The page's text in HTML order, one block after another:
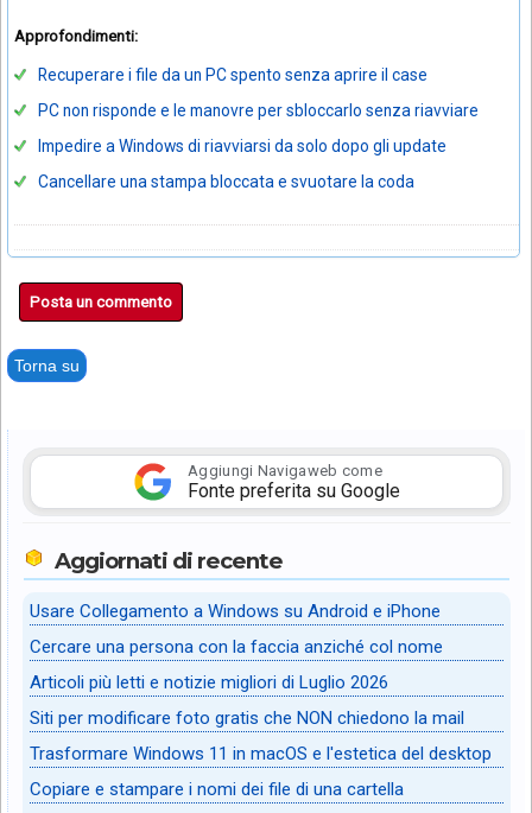
Approfondimenti:
Recuperare i file da un PC spento senza aprire il case
PC non risponde e le manovre per sbloccarlo senza riavviare
Impedire a Windows di riavviarsi da solo dopo gli update
Cancellare una stampa bloccata e svuotare la coda
Posta un commento
Torna su
Aggiungi Navigaweb come
Fonte preferita su Google
Aggiornati di recente
Usare Collegamento a Windows su Android e iPhone
Cercare una persona con la faccia anziché col nome
Articoli più letti e notizie migliori di Luglio 2026
Siti per modificare foto gratis che NON chiedono la mail
Trasformare Windows 11 in macOS e l'estetica del desktop
Copiare e stampare i nomi dei file di una cartella